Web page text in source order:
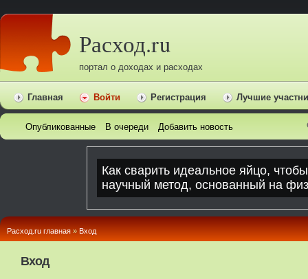
Расход.ru
портал о доходах и расходах
Главная Войти Регистрация Лучшие
Опубликованные В очереди Добавить новость
Расход.ru главная » Вход
Вход